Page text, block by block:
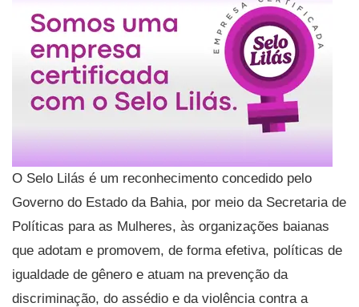
O Selo Lilás é um reconhecimento concedido pelo
Governo do Estado da Bahia, por meio da Secretaria de
Políticas para as Mulheres, às organizações baianas
que adotam e promovem, de forma efetiva, políticas de
igualdade de gênero e atuam na prevenção da
discriminação, do assédio e da violência contra a